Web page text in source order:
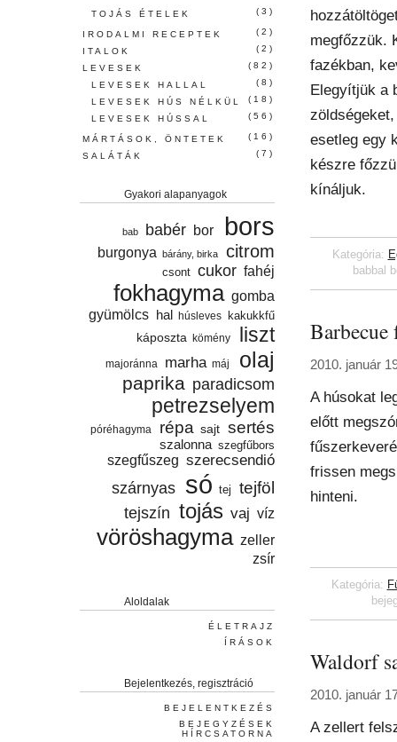
megfőzzük.
fazékban,
Elegyítjük a
esetleg egy
készre
kínáljuk.
Kategória:
babbal
Barbecue
2010. január
A húsokat
előtt
frissen
hinteni.
Kategória:
Waldorf
2010. január
A zellert
TOJÁS ÉTELEK (3)
IRODALMI RECEPTEK
(2)
ITALOK
(2)
LEVESEK
(82)
LEVESEK HALLAL
(8)
LEVESEK HÚS NÉLKÜL
(18)
LEVESEK HÚSSAL
(56)
MÁRTÁSOK, ÖNTETEK
(16)
SALÁTÁK
(7)
Gyakori alapanyagok
bab babér bor bors
burgonya bárány, birka citrom
csont cukor fahéj
fokhagyma gomba
gyümölcs
hal húsleves kakukkfű
káposzta kömény liszt
majoránna marha máj olaj
paprika paradicsom
petrezselyem
póréhagyma répa sajt sertés
szalonna szegfűbors
szegfűszeg szerecsendió
szárnyas só tej tejföl
tejszín tojás vaj víz
vöröshagyma zeller
zsír
Aloldalak
ÉLETRAJZ
ÍRÁSOK
Bejelentkezés, regisztráció
BEJELENTKEZÉS
BEJEGYZÉSEK
HÍRCSATORNA